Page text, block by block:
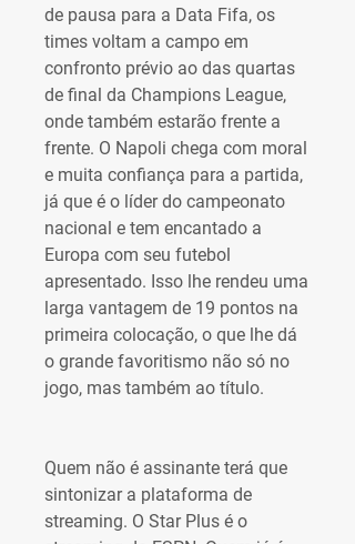
de pausa para a Data Fifa, os
times voltam a campo em
confronto prévio ao das quartas
de final da Champions League,
onde também estarão frente a
frente. O Napoli chega com moral
e muita confiança para a partida,
já que é o líder do campeonato
nacional e tem encantado a
Europa com seu futebol
apresentado. Isso lhe rendeu uma
larga vantagem de 19 pontos na
primeira colocação, o que lhe dá
o grande favoritismo não só no
jogo, mas também ao título.
Quem não é assinante terá que
sintonizar a plataforma de
streaming. O Star Plus é o